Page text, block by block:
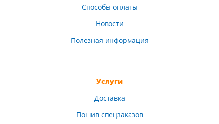
Способы оплаты
Новости
Полезная информация
Услуги
Доставка
Пошив спецзаказов